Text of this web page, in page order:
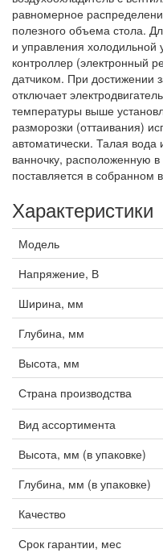
равномерное
полезного объема стола.
и управления холодильной
контроллер (электронный
датчиком. При достижении
отключает
температуры выше
разморозки (оттаивания)
автоматически. Талая вода
ванночку, расположенную в
поставляется в собранном
Характеристики
Модель
Напряжение, В
Ширина, мм
Глубина, мм
Высота, мм
Страна производства
Вид ассортимента
Высота, мм (в упаковке)
Глубина, мм (в упаковке)
Качество
Срок гарантии, мес